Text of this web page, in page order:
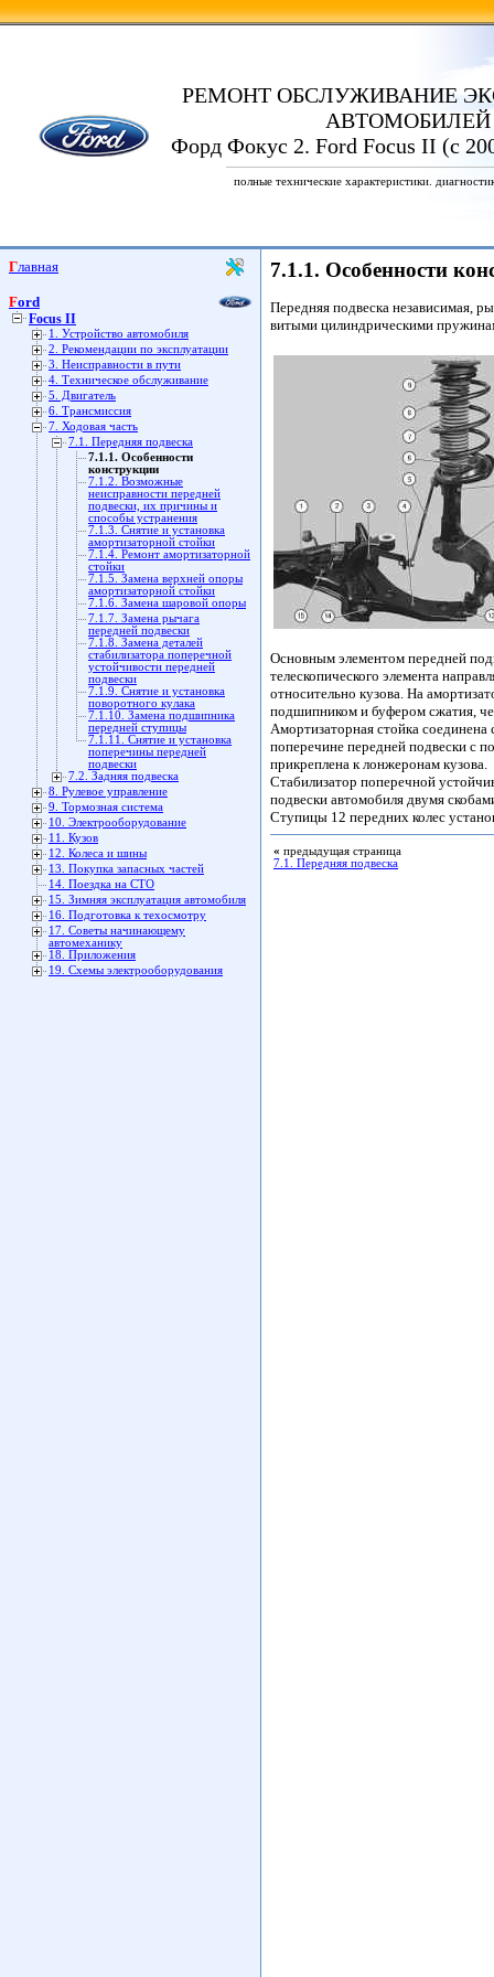
РЕМОНТ ОБСЛУЖИВАНИЕ
АВТОМОБИЛЕЙ
Форд Фокус 2. Ford Focus II (с
полные технические характеристики.
Главная
Ford
Focus II
1. Устройство автомобиля
2. Рекомендации по эксплуатации
3. Неисправности в пути
4. Техническое обслуживание
5. Двигатель
6. Трансмиссия
7. Ходовая часть
7.1. Передняя подвеска
7.1.1. Особенности
конструкции
7.1.2. Возможные
неисправности передней
подвески, их причины и
способы устранения
7.1.3. Снятие и установка
амортизаторной стойки
7.1.4. Ремонт амортизаторной
стойки
7.1.5. Замена верхней опоры
амортизаторной стойки
7.1.6. Замена шаровой опоры
7.1.7. Замена рычага
передней подвески
7.1.8. Замена деталей
стабилизатора поперечной
устойчивости передней
подвески
7.1.9. Снятие и установка
поворотного кулака
7.1.10. Замена подшипника
передней ступицы
7.1.11. Снятие и установка
поперечины передней
подвески
7.2. Задняя подвеска
8. Рулевое управление
9. Тормозная система
10. Электрооборудование
11. Кузов
12. Колеса и шины
13. Покупка запасных частей
14. Поездка на СТО
15. Зимняя эксплуатация автомобиля
16. Подготовка к техосмотру
17. Советы начинающему
автомеханику
18. Приложения
19. Схемы электрооборудования
7.1.1. Особенности
Передняя подвеска независимая,
витыми цилиндрическими
Основным элементом передней
телескопического элемента
относительно кузова. На
подшипником и буфером сжатия,
Амортизаторная стойка
поперечине передней подвески с
прикреплена к лонжеронам кузова.
Стабилизатор поперечной
подвески автомобиля двумя
Ступицы 12 передних колес
« предыдущая страница
7.1. Передняя подвеска